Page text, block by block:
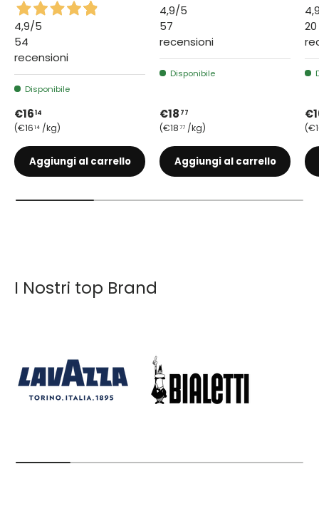
4,9/5
54
recensioni
Disponibile
Prezzo normale
€1614
Prezzo unitario
€1614 /kg
Aggiungi al carrello
4,9/5
57
recensioni
Disponibile
Prezzo normale
€18 77
Prezzo unitario
€1877 /kg
Aggiungi al carrello
20
I Nostri top Brand